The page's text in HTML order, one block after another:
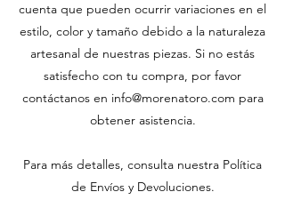
cuenta que pueden ocurrir variaciones en el
estilo, color y tamaño debido a la naturaleza
artesanal de nuestras piezas. Si no estás
satisfecho con tu compra, por favor
contáctanos en info@morenatoro.com para
obtener asistencia.
Para más detalles, consulta nuestra Política
de Envíos y Devoluciones.